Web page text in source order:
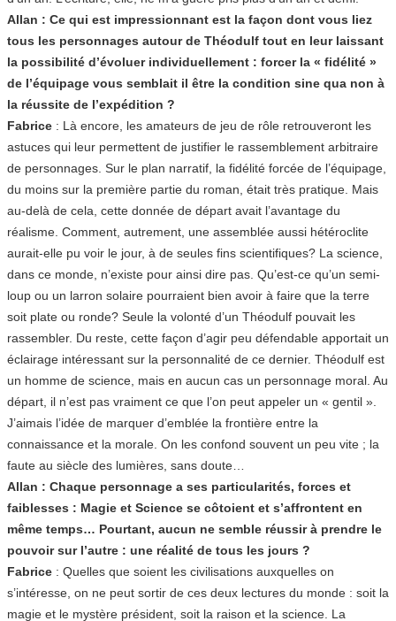
Allan : Ce qui est impressionnant est la façon dont vous liez
tous les personnages autour de Théodulf tout en leur laissant
la possibilité d’évoluer individuellement : forcer la « fidélité »
de l’équipage vous semblait il être la condition sine qua non à
la réussite de l’expédition ?
Fabrice : Là encore, les amateurs de jeu de rôle retrouveront les
astuces qui leur permettent de justifier le rassemblement arbitraire
de personnages. Sur le plan narratif, la fidélité forcée de l’équipage,
du moins sur la première partie du roman, était très pratique. Mais
au-delà de cela, cette donnée de départ avait l’avantage du
réalisme. Comment, autrement, une assemblée aussi hétéroclite
aurait-elle pu voir le jour, à de seules fins scientifiques? La science,
dans ce monde, n’existe pour ainsi dire pas. Qu’est-ce qu’un semi-
loup ou un larron solaire pourraient bien avoir à faire que la terre
soit plate ou ronde? Seule la volonté d’un Théodulf pouvait les
rassembler. Du reste, cette façon d’agir peu défendable apportait un
éclairage intéressant sur la personnalité de ce dernier. Théodulf est
un homme de science, mais en aucun cas un personnage moral. Au
départ, il n’est pas vraiment ce que l’on peut appeler un « gentil ».
J’aimais l’idée de marquer d’emblée la frontière entre la
connaissance et la morale. On les confond souvent un peu vite ; la
faute au siècle des lumières, sans doute…
Allan : Chaque personnage a ses particularités, forces et
faiblesses : Magie et Science se côtoient et s’affrontent en
même temps… Pourtant, aucun ne semble réussir à prendre le
pouvoir sur l’autre : une réalité de tous les jours ?
Fabrice : Quelles que soient les civilisations auxquelles on
s’intéresse, on ne peut sortir de ces deux lectures du monde : soit la
magie et le mystère président, soit la raison et la science. La